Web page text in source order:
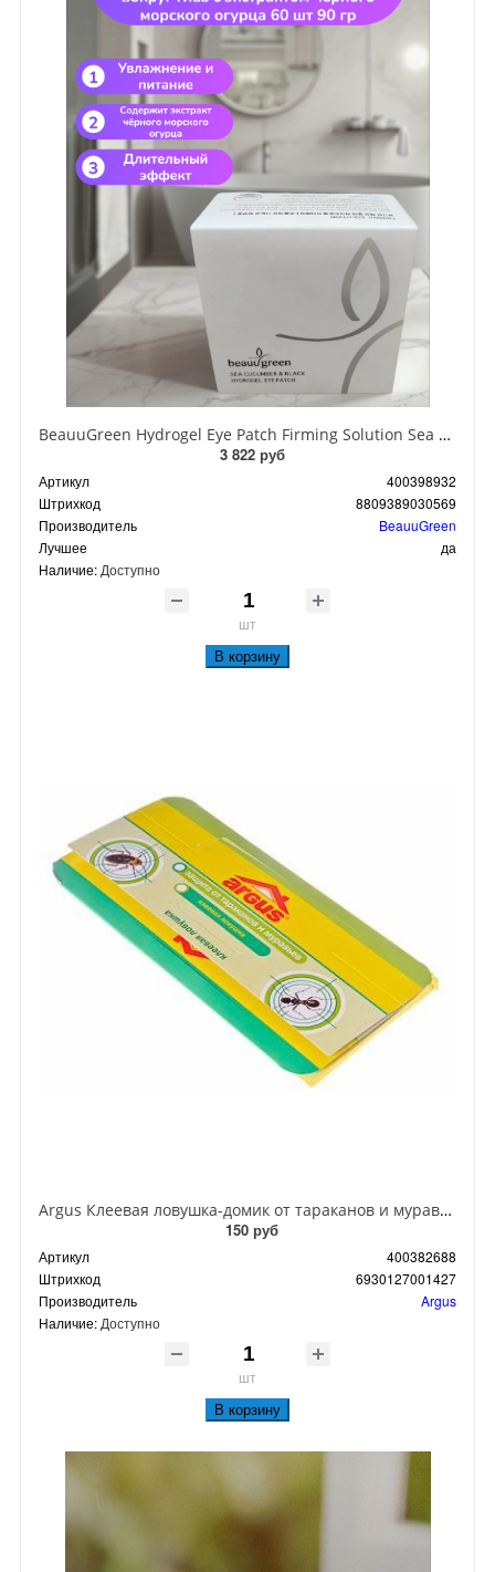
BeauuGreen Hydrogel Eye Patch Firming Solution Sea Cocumber & Black Гидрогелевые патчи для кожи вокруг глаз с экстрактом черного морского огурца 60 шт 90 гр
3 822 руб
Артикул
400398932
Штрихкод
8809389030569
Производитель
BeauuGreen
Лучшее
да
Наличие: Доступно
шт
В корзину
Argus Клеевая ловушка-домик от тараканов и муравьев
150 руб
Артикул
400382688
Штрихкод
6930127001427
Производитель
Argus
Наличие: Доступно
шт
В корзину